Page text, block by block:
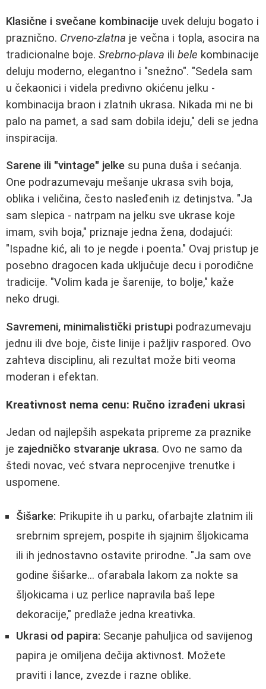
Klasične i svečane kombinacije uvek deluju bogato i
praznično. Crveno-zlatna je večna i topla, asocira na
tradicionalne boje. Srebrno-plava ili bele kombinacije
deluju moderno, elegantno i "snežno". "Sedela sam
u čekaonici i videla predivno okićenu jelku -
kombinacija braon i zlatnih ukrasa. Nikada mi ne bi
palo na pamet, a sad sam dobila ideju," deli se jedna
inspiracija.
Sarene ili "vintage" jelke su puna duša i sećanja.
One podrazumevaju mešanje ukrasa svih boja,
oblika i veličina, često nasleđenih iz detinjstva. "Ja
sam slepica - natrpam na jelku sve ukrase koje
imam, svih boja," priznaje jedna žena, dodajući:
"Ispadne kić, ali to je negde i poenta." Ovaj pristup je
posebno dragocen kada uključuje decu i porodične
tradicije. "Volim kada je šarenije, to bolje," kaže
neko drugi.
Savremeni, minimalistički pristupi podrazumevaju
jednu ili dve boje, čiste linije i pažljiv raspored. Ovo
zahteva disciplinu, ali rezultat može biti veoma
moderan i efektan.
Kreativnost nema cenu: Ručno izrađeni ukrasi
Jedan od najlepših aspekata pripreme za praznike
je zajedničko stvaranje ukrasa. Ovo ne samo da
štedi novac, već stvara neprocenjive trenutke i
uspomene.
Šišarke: Prikupite ih u parku, ofarbajte zlatnim ili
srebrnim sprejem, pospite ih sjajnim šljokicama
ili ih jednostavno ostavite prirodne. "Ja sam ove
godine šišarke... ofarabala lakom za nokte sa
šljokicama i uz perlice napravila baš lepe
dekoracije," predlaže jedna kreativka.
Ukrasi od papira: Secanje pahuljica od savijenog
papira je omiljena dečija aktivnost. Možete
praviti i lance, zvezde i razne oblike.